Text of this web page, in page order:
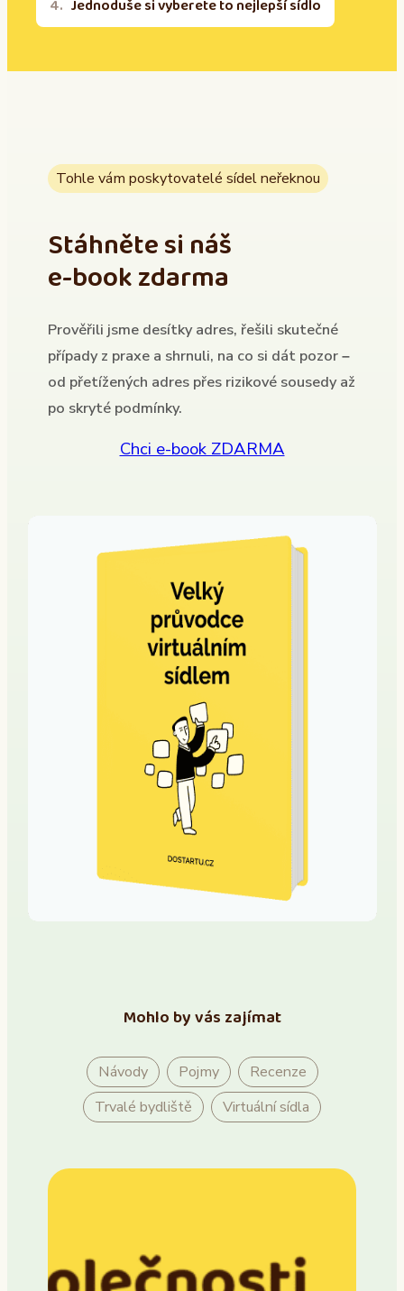
Jednoduše si vyberete to nejlepší sídlo
Tohle vám poskytovatelé sídel neřeknou
Stáhněte si náš
e-book zdarma
Prověřili jsme desítky adres, řešili skutečné
případy z praxe a shrnuli, na co si dát pozor –
od přetížených adres přes rizikové sousedy až
po skryté podmínky.
Chci e-book ZDARMA
Mohlo by vás zajímat
Návody Pojmy
Recenze
Trvalé bydliště
Virtuální sídla